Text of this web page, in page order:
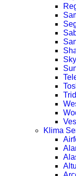
Klima